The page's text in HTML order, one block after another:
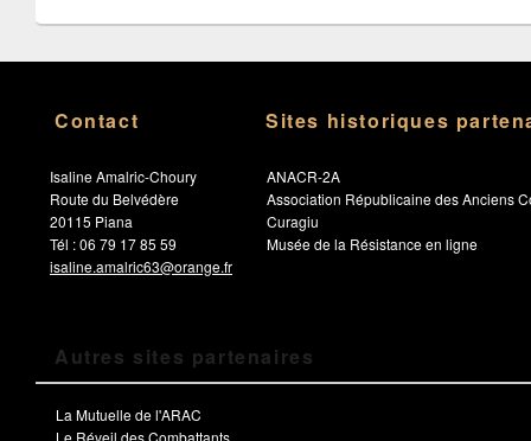
Contact
Isaline Amalric-Choury
Route du Belvédère
20115 Piana
Tél : 06 79 17 85 59
isaline.amalric63@orange.fr
Sites historiques
ANACR-2A
Association Républicaine des Anciens
Curagiu
Musée de la Résistance en ligne
Autres sites partenaires
La Mutuelle de l'ARAC